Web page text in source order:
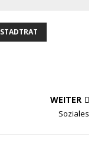
STADTRAT
WEITER
Soziales